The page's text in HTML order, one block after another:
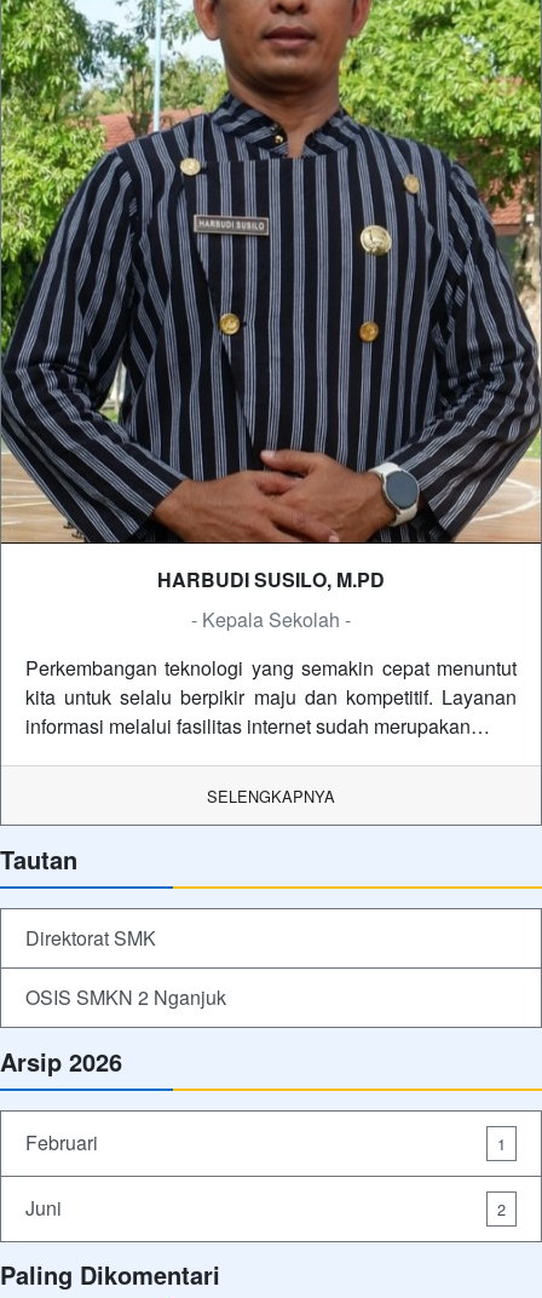
HARBUDI SUSILO, M.PD
- Kepala Sekolah -
Perkembangan teknologi yang semakin cepat menuntut
kita untuk selalu berpikir maju dan kompetitif. Layanan
informasi melalui fasilitas internet sudah merupakan…
SELENGKAPNYA
Tautan
Direktorat SMK
OSIS SMKN 2 Nganjuk
Arsip 2026
Februari 1
Juni 2
Paling Dikomentari